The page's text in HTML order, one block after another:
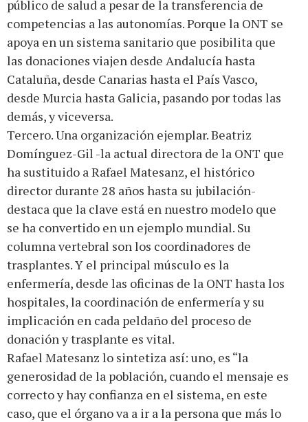
público de salud a pesar de la transferencia de
competencias a las autonomías. Porque la ONT se
apoya en un sistema sanitario que posibilita que
las donaciones viajen desde Andalucía hasta
Cataluña, desde Canarias hasta el País Vasco,
desde Murcia hasta Galicia, pasando por todas las
demás, y viceversa.
Tercero. Una organización ejemplar. Beatriz
Domínguez-Gil -la actual directora de la ONT que
ha sustituido a Rafael Matesanz, el histórico
director durante 28 años hasta su jubilación-
destaca que la clave está en nuestro modelo que
se ha convertido en un ejemplo mundial. Su
columna vertebral son los coordinadores de
trasplantes. Y el principal músculo es la
enfermería, desde las oficinas de la ONT hasta los
hospitales, la coordinación de enfermería y su
implicación en cada peldaño del proceso de
donación y trasplante es vital.
Rafael Matesanz lo sintetiza así: uno, es “la
generosidad de la población, cuando el mensaje es
correcto y hay confianza en el sistema, en este
caso, que el órgano va a ir a la persona que más lo